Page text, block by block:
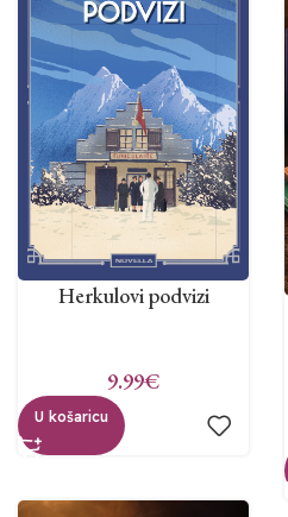
Herkulovi podvizi
9.99€
U košaricu